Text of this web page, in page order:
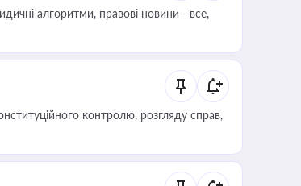
алгоритми, правові новини - все,
контролю, розгляду справ,